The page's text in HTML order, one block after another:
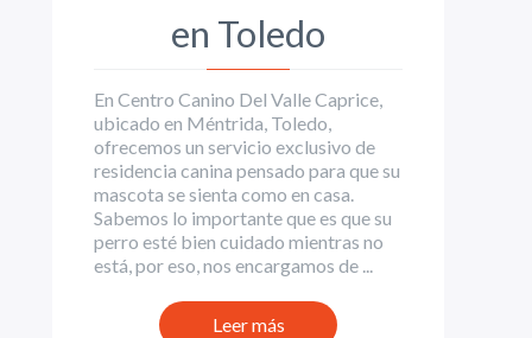
en Toledo
En Centro Canino Del Valle Caprice,
ubicado en Méntrida, Toledo,
ofrecemos un servicio exclusivo de
residencia canina pensado para que su
mascota se sienta como en casa.
Sabemos lo importante que es que su
perro esté bien cuidado mientras no
está, por eso, nos encargamos de ...
Leer más